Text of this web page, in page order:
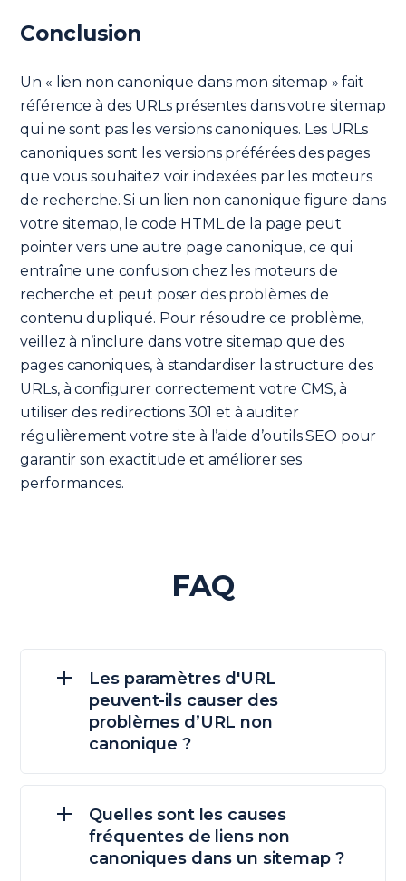
Conclusion
Un « lien non canonique dans mon sitemap » fait
référence à des URLs présentes dans votre sitemap
qui ne sont pas les versions canoniques. Les URLs
canoniques sont les versions préférées des pages
que vous souhaitez voir indexées par les moteurs
de recherche. Si un lien non canonique figure dans
votre sitemap, le code HTML de la page peut
pointer vers une autre page canonique, ce qui
entraîne une confusion chez les moteurs de
recherche et peut poser des problèmes de
contenu dupliqué. Pour résoudre ce problème,
veillez à n’inclure dans votre sitemap que des
pages canoniques, à standardiser la structure des
URLs, à configurer correctement votre CMS, à
utiliser des redirections 301 et à auditer
régulièrement votre site à l’aide d’outils SEO pour
garantir son exactitude et améliorer ses
performances.
FAQ
Les paramètres d'URL
peuvent-ils causer des
problèmes d’URL non
canonique ?
Quelles sont les causes
fréquentes de liens non
canoniques dans un sitemap ?